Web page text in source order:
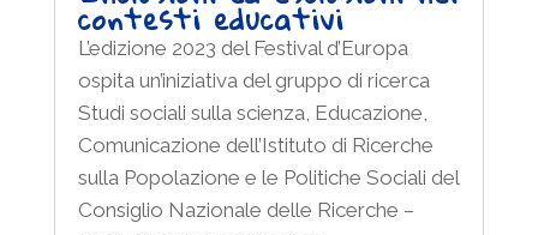
L’edizione 2023 del Festival d’Europa
ospita un’iniziativa del gruppo di ricerca
Studi sociali sulla scienza, Educazione,
Comunicazione dell’Istituto di Ricerche
sulla Popolazione e le Politiche Sociali del
Consiglio Nazionale delle Ricerche –
CNR-IRPPS che organizza...